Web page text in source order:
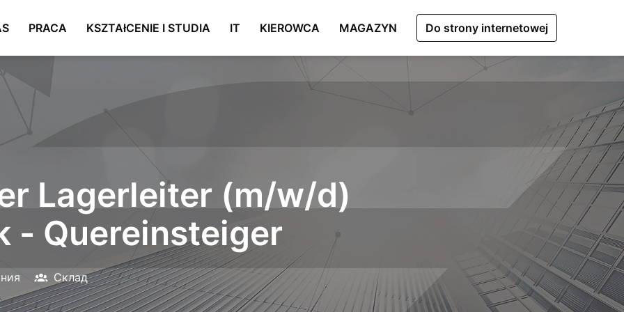
PRACA KSZTAłCENIE I STUDIA IT KIEROWCA MAGAZYN Do strony internetowej
Lagerleiter (m/w/d)
- Quereinsteiger
Склад